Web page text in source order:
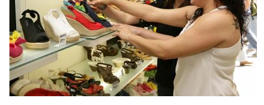
motivo.